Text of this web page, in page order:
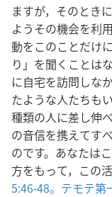
ますが，そのとき
ようその機会を利
動をこのことだけ
り」を聞くことは
に自宅を訪問しな
たような人たちも
種類の人に差し伸
の音信を携えてす
のです。あなたは
方をもって，この
5:46-48。 テモテ第